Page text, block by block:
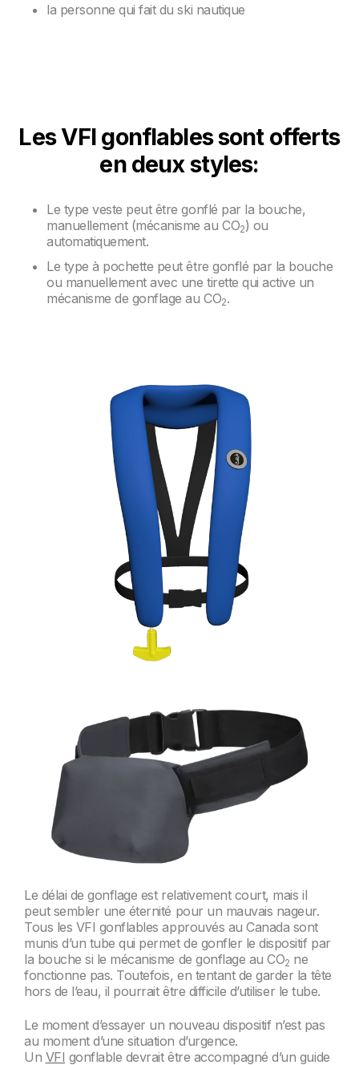
la personne qui fait du ski nautique
Les VFI gonflables sont offerts
en deux styles:
Le type veste peut être gonflé par la bouche,
manuellement (mécanisme au CO2) ou
automatiquement.
Le type à pochette peut être gonflé par la bouche
ou manuellement avec une tirette qui active un
mécanisme de gonflage au CO2.
Le délai de gonflage est relativement court, mais il
peut sembler une éternité pour un mauvais nageur.
Tous les VFI gonflables approuvés au Canada sont
munis d’un tube qui permet de gonfler le dispositif par
la bouche si le mécanisme de gonflage au CO2 ne
fonctionne pas. Toutefois, en tentant de garder la tête
hors de l’eau, il pourrait être difficile d’utiliser le tube.
Le moment d’essayer un nouveau dispositif n’est pas
au moment d’une situation d’urgence.
Un VFI gonflable devrait être accompagné d’un guide